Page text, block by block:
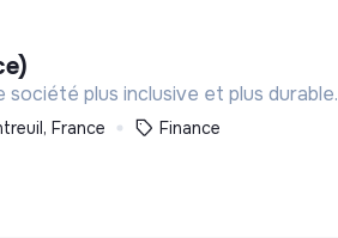
plus inclusive et plus durable.
France Finance